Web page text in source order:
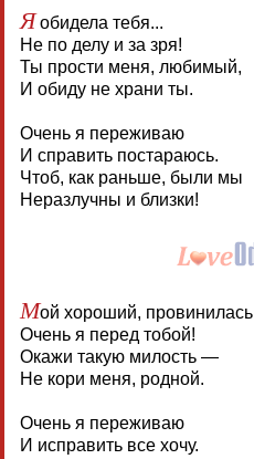
Яобидела тебя...
Не по делу и за зря!
Ты прости меня, любимый,
И обиду не храни ты.
Очень я переживаю
И справить постараюсь.
Чтоб, как раньше, были мы
Неразлучны и близки!
Мой хороший, провинилась
Очень я перед тобой!
Окажи такую милость —
Не кори меня, родной.
Очень я переживаю
И исправить все хочу.